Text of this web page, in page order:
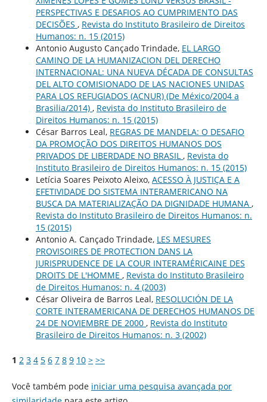
PERSPECTIVAS E DESAFIOS AO CUMPRIMENTO DAS
DECISÕES , Revista do Instituto Brasileiro de Direitos
Humanos: n. 15 (2015)
Antonio Augusto Cançado Trindade, EL LARGO
CAMINO DE LA HUMANIZACION DEL DERECHO
INTERNACIONAL: UNA NUEVA DÉCADA DE CONSULTAS
DEL ALTO COMISIONADO DE LAS NACIONES UNIDAS
PARA LOS REFUGIADOS (ACNUR) (De México/2004 a
Brasilia/2014) , Revista do Instituto Brasileiro de
Direitos Humanos: n. 15 (2015)
César Barros Leal, REGRAS DE MANDELA: O DESAFIO
DA PROMOÇÃO DOS DIREITOS HUMANOS DOS
PRIVADOS DE LIBERDADE NO BRASIL , Revista do
Instituto Brasileiro de Direitos Humanos: n. 15 (2015)
Letícia Soares Peixoto Aleixo, ACESSO À JUSTIÇA E A
EFETIVIDADE DO SISTEMA INTERAMERICANO NA
BUSCA DA MATERIALIZAÇÃO DA DIGNIDADE HUMANA ,
Revista do Instituto Brasileiro de Direitos Humanos: n.
15 (2015)
Antonio A. Cançado Trindade, LES MESURES
PROVISOIRES DE PROTECTION DANS LA
JURISPRUDENCE DE LA COUR INTERAMÉRICAINE DES
DROITS DE L'HOMME , Revista do Instituto Brasileiro
de Direitos Humanos: n. 4 (2003)
César Oliveira de Barros Leal, RESOLUCIÓN DE LA
CORTE INTERAMERICANA DE DERECHOS HUMANOS DE
24 DE NOVIEMBRE DE 2000 , Revista do Instituto
Brasileiro de Direitos Humanos: n. 3 (2002)
1 2 3 4 5 6 7 8 9 10 > >>
Você também pode iniciar uma pesquisa avançada por